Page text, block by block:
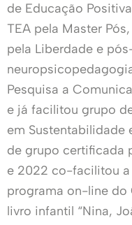
de Educação
TEA pela Master
pela Liberdade e
Pesquisa a
e já facilitou grupo
em Sustentabilidade
de grupo certificada
e 2022 co-facilitou
programa on-line do
livro infantil “Nina,